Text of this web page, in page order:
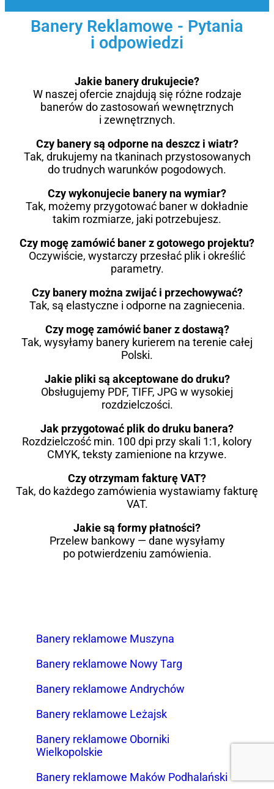
Banery Reklamowe - Pytania
i odpowiedzi
Jakie banery drukujecie?
W naszej ofercie znajdują się różne rodzaje
banerów do zastosowań wewnętrznych
i zewnętrznych.
Czy banery są odporne na deszcz i wiatr?
Tak, drukujemy na tkaninach przystosowanych
do trudnych warunków pogodowych.
Czy wykonujecie banery na wymiar?
Tak, możemy przygotować baner w dokładnie
takim rozmiarze, jaki potrzebujesz.
Czy mogę zamówić baner z gotowego projektu?
Oczywiście, wystarczy przesłać plik i określić
parametry.
Czy banery można zwijać i przechowywać?
Tak, są elastyczne i odporne na zagniecenia.
Czy mogę zamówić baner z dostawą?
Tak, wysyłamy banery kurierem na terenie całej
Polski.
Jakie pliki są akceptowane do druku?
Obsługujemy PDF, TIFF, JPG w wysokiej
rozdzielczości.
Jak przygotować plik do druku banera?
Rozdzielczość min. 100 dpi przy skali 1:1, kolory
CMYK, teksty zamienione na krzywe.
Czy otrzymam fakturę VAT?
Tak, do każdego zamówienia wystawiamy fakturę
VAT.
Jakie są formy płatności?
Przelew bankowy — dane wysyłamy
po potwierdzeniu zamówienia.
Banery reklamowe Muszyna
Banery reklamowe Nowy Targ
Banery reklamowe Andrychów
Banery reklamowe Leżajsk
Banery reklamowe Oborniki
Wielkopolskie
Banery reklamowe Maków Podhalański